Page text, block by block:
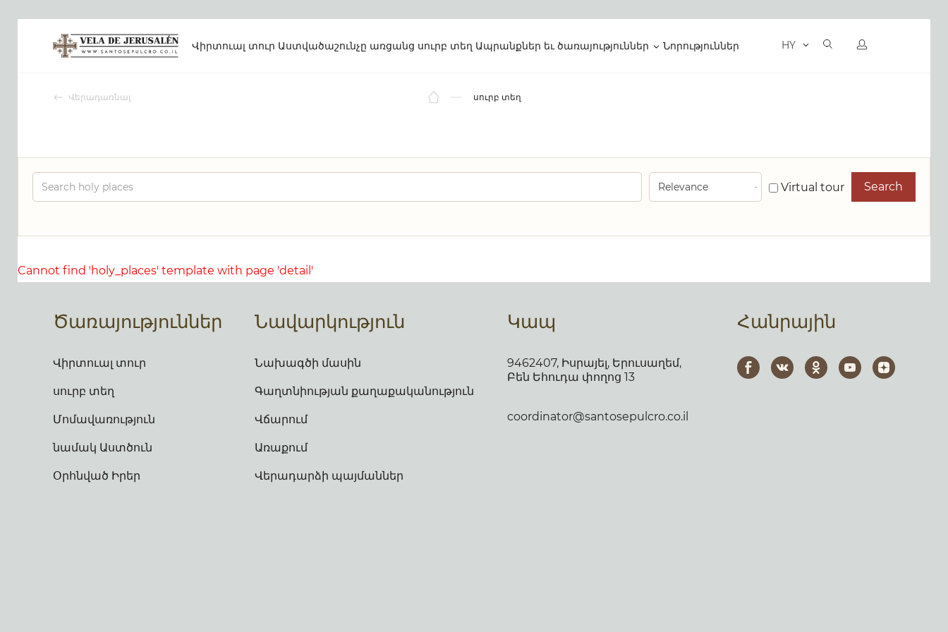
Վիրտուալ տուր Աստվածաշունչը առցանց սուրբ տեղ Ապրանքներ եւ ծառայություններ Նորություններ HY
Վերադառնալ սուրբ տեղ
Virtual tour Search
Cannot find 'holy_places' template with page 'detail'
Ծառայություններ
Վիրտուալ տուր
սուրբ տեղ
Մոմավառություն
նամակ Աստծուն
Օրհնված Իրեր
Նավարկություն
Նախագծի մասին
Գաղտնիության քաղաքականություն
Վճարում
Առաքում
Վերադարձի պայմաններ
Կապ
9462407, Իսրայել, Երուսաղեմ,
Բեն Եհուդա փողոց 13
coordinator@santosepulcro.co.il
Հանրային